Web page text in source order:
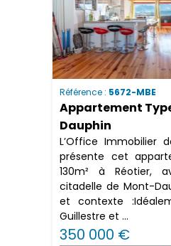
Référence : 5672-MBE
Appartement
Dauphin
L’Office Immobilier
présente cet
130m² à Réotier,
citadelle de Mont-
et contexte
Guillestre et ...
350 000 €